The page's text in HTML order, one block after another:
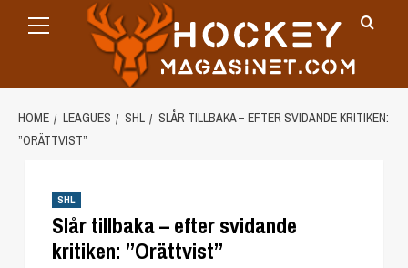
Menu
HOME LEAGUES SHL
SLÅR TILLBAKA – EFTER SVIDANDE KRITIKEN:
”ORÄTTVIST”
SHL
Slår tillbaka – efter svidande
kritiken: ”Orättvist”